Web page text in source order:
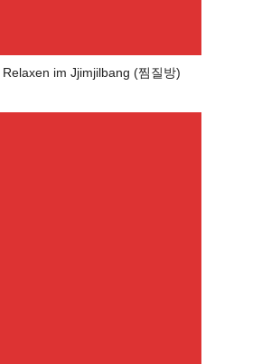
im Jjimjilbang (찜질방)